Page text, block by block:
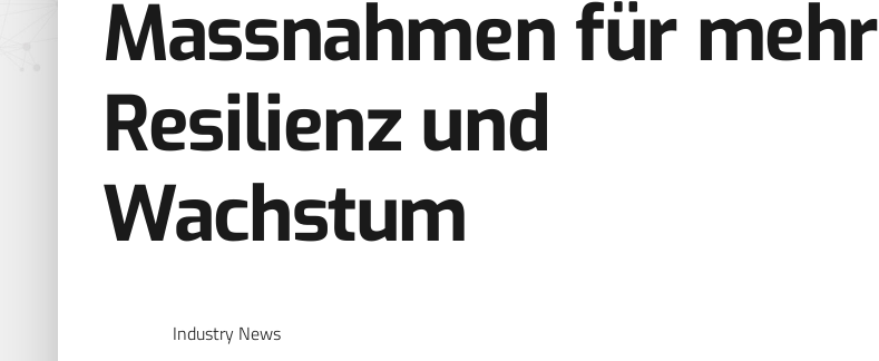
Massnahmen für mehr
Resilienz und
Wachstum
Industry News